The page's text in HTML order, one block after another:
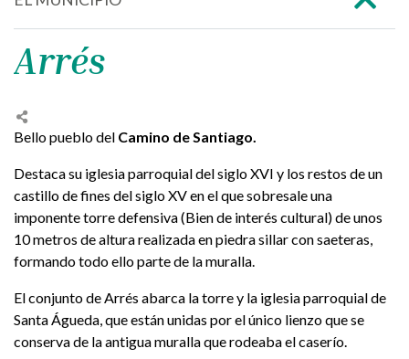
Arrés
Bello pueblo del Camino de Santiago.
Destaca su iglesia parroquial del siglo XVI y los restos de un
castillo de fines del siglo XV en el que sobresale una
imponente torre defensiva (Bien de interés cultural) de unos
10 metros de altura realizada en piedra sillar con saeteras,
formando todo ello parte de la muralla.
El conjunto de Arrés abarca la torre y la iglesia parroquial de
Santa Águeda, que están unidas por el único lienzo que se
conserva de la antigua muralla que rodeaba el caserío.